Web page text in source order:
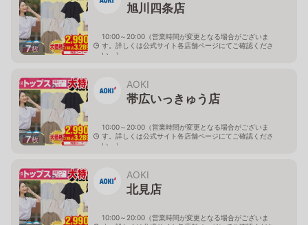
7枚
旭川四条店
10:00～20:00（営業時間が変更となる場合がございま
す。詳しくは公式サイト各店舗ページにてご確認くださ
い。）
7枚
AOKI
帯広いっきゅう店
10:00～20:00（営業時間が変更となる場合がございま
す。詳しくは公式サイト各店舗ページにてご確認くださ
い。）
AOKI
北見店
10:00～20:00（営業時間が変更となる場合がございま